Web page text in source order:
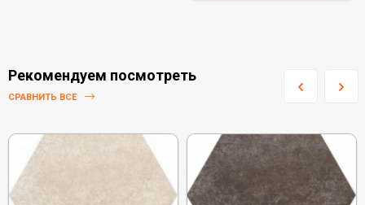
Рекомендуем посмотреть
СРАВНИТЬ ВСЕ